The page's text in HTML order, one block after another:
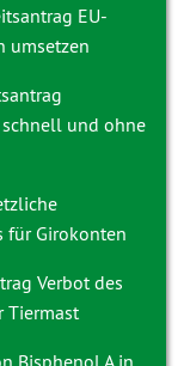
EU-
umsetzen
und ohne
für Girokonten
Verbot des
Tiermast
Bisphenol A in